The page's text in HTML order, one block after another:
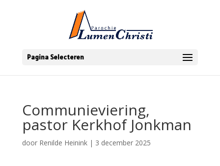
Pagina Selecteren
Communieviering,
pastor Kerkhof Jonkman
door Renilde Heinink| 3 december 2025